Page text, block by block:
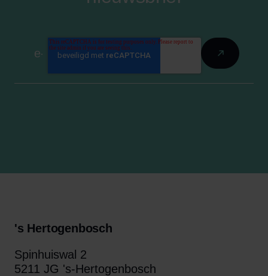
's Hertogenbosch
Spinhuiswal 2
5211 JG 's-Hertogenbosch